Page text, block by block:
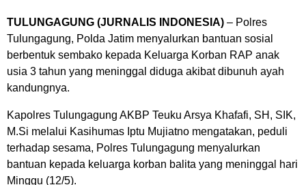
TULUNGAGUNG (JURNALIS INDONESIA) – Polres
Tulungagung, Polda Jatim menyalurkan bantuan sosial
berbentuk sembako kepada Keluarga Korban RAP anak
usia 3 tahun yang meninggal diduga akibat dibunuh ayah
kandungnya.
Kapolres Tulungagung AKBP Teuku Arsya Khafafi, SH, SIK,
M.Si melalui Kasihumas Iptu Mujiatno mengatakan, peduli
terhadap sesama, Polres Tulungagung menyalurkan
bantuan kepada keluarga korban balita yang meninggal hari
Minggu (12/5).